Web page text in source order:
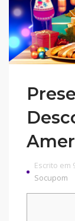
Escrito em
Socupom